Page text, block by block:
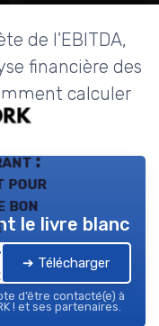
de l'EBITDA,
financière des
calculer
:
pour
bon
le livre blanc
➔ Télécharger
d’être contacté(e) à
! et ses partenaires.